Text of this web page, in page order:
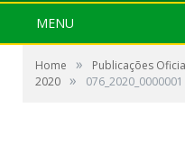
MENU
Home » Publicações
2020 » 076_2020_0000001